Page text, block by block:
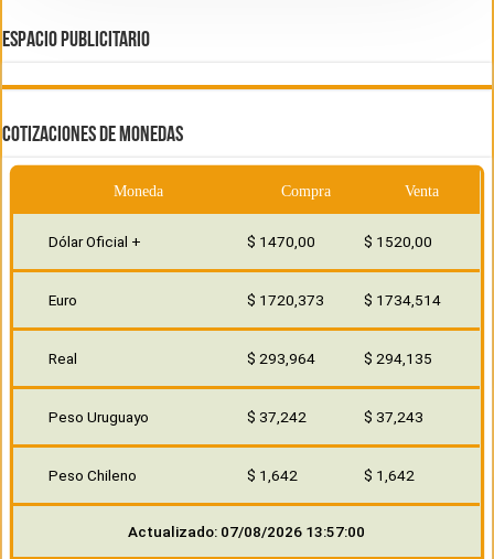
ESPACIO PUBLICITARIO
COTIZACIONES DE MONEDAS
Moneda Compra Venta
Dólar Oficial + $ 1470,00 $ 1520,00
Euro $ 1720,373 $ 1734,514
Real $ 293,964 $ 294,135
Peso Uruguayo $ 37,242 $ 37,243
Peso Chileno $ 1,642 $ 1,642
Actualizado: 07/08/2026 13:57:00